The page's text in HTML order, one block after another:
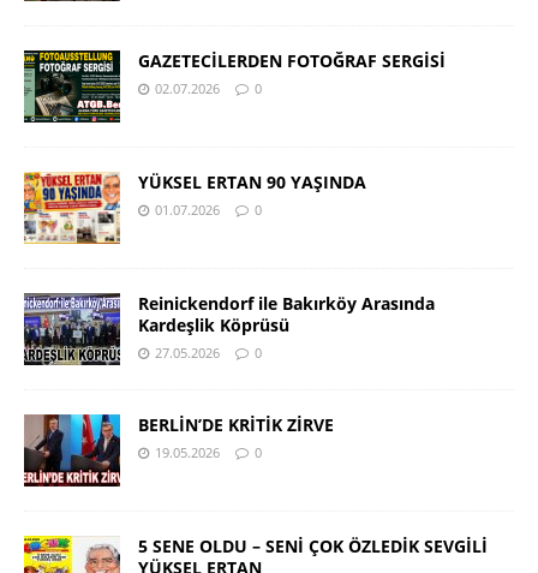
GAZETECİLERDEN FOTOĞRAF SERGİSİ
02.07.2026 0
YÜKSEL ERTAN 90 YAŞINDA
01.07.2026 0
Reinickendorf ile Bakırköy Arasında
Kardeşlik Köprüsü
27.05.2026 0
BERLİN’DE KRİTİK ZİRVE
19.05.2026 0
5 SENE OLDU – SENİ ÇOK ÖZLEDİK SEVGİLİ
YÜKSEL ERTAN